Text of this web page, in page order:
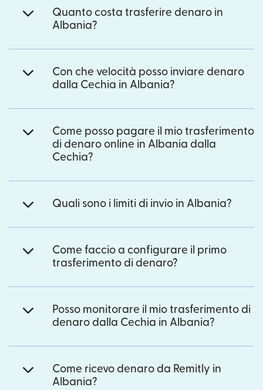
Quanto costa trasferire denaro in
Albania?
Con che velocità posso inviare denaro
dalla Cechia in Albania?
Come posso pagare il mio trasferimento
di denaro online in Albania dalla
Cechia?
Quali sono i limiti di invio in Albania?
Come faccio a configurare il primo
trasferimento di denaro?
Posso monitorare il mio trasferimento di
denaro dalla Cechia in Albania?
Come ricevo denaro da Remitly in
Albania?